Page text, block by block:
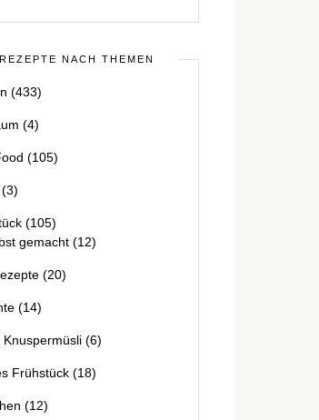
NACH THEMEN
(433)
(4)
(105)
(3)
(105)
gemacht (12)
(20)
(14)
(6)
Frühstück (18)
(12)